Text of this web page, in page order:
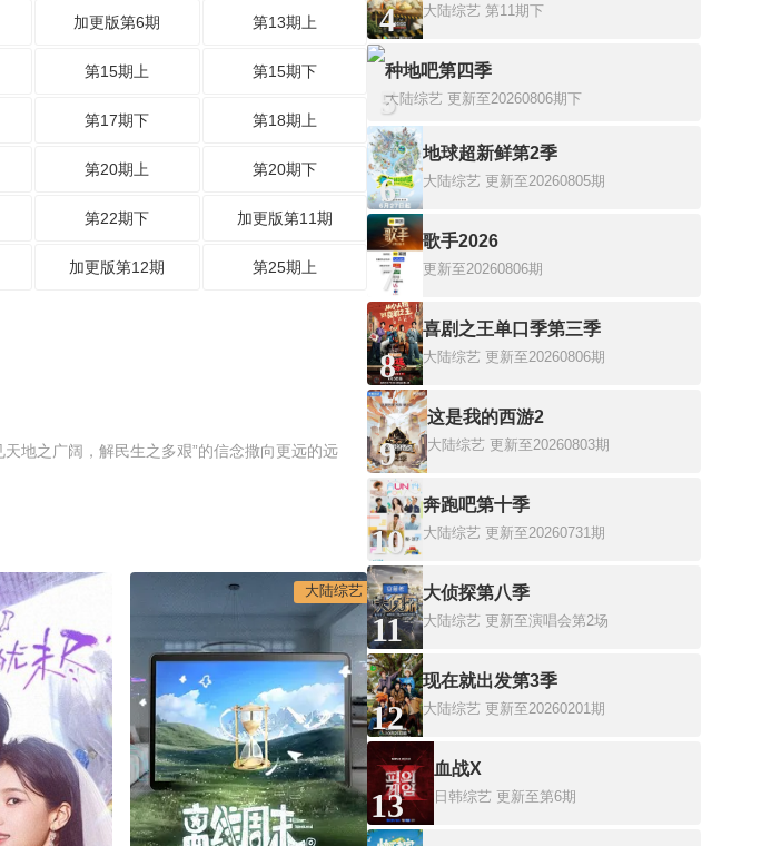
加更版第6期 第13期上
第15期上 第15期下
第17期下 第18期上
第20期上 第20期下
第22期下 加更版第11期
加更版第12期 第25期上
地之广阔，解民生之多艰”的信念撒向更远的远
大陆综艺
4 大陆综艺 第11期下
5
种地吧第四季
大陆综艺 更新至20260806期下
6
地球超新鲜第2季
大陆综艺 更新至20260805期
7
歌手2026
更新至20260806期
8
喜剧之王单口季第三季
大陆综艺 更新至20260806期
9
这是我的西游2
大陆综艺 更新至20260803期
10
奔跑吧第十季
大陆综艺 更新至20260731期
11
大侦探第八季
大陆综艺 更新至演唱会第2场
12
现在就出发第3季
大陆综艺 更新至20260201期
13
血战X
日韩综艺 更新至第6期